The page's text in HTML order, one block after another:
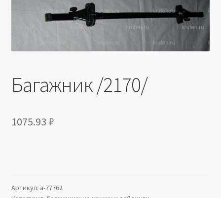
Производители
Юридические данные
Багажник /2170/
1075.93 ₽
Артикул: a-77762